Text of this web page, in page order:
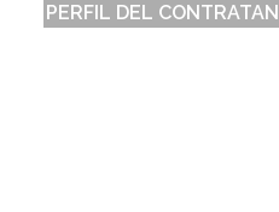
PERFIL DEL